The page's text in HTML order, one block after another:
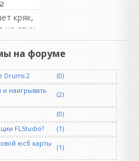
кряк,
на двух
Не
надо
и
на форуме
Drums 2
(0)
и наигрывать
(2)
(0)
FLStudio?
(1)
юсб карты
(1)